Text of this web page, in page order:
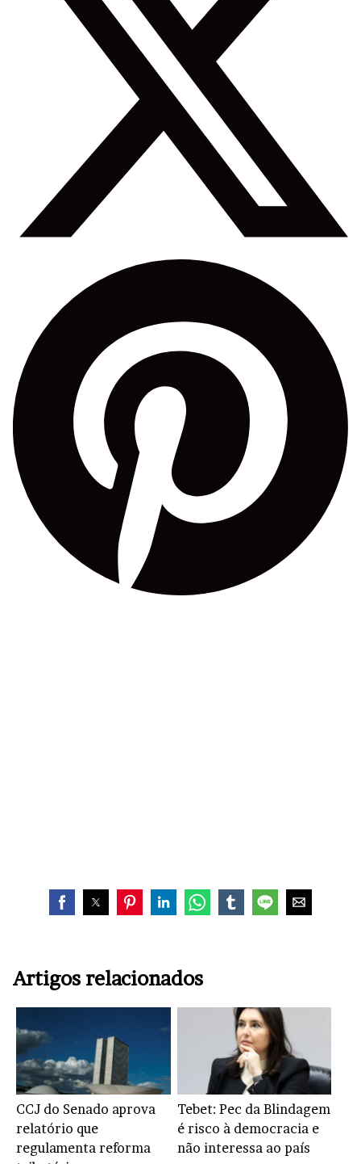
Artigos relacionados
CCJ do Senado aprova
relatório que
regulamenta reforma
Tebet: Pec da Blindagem
é risco à democracia e
não interessa ao país